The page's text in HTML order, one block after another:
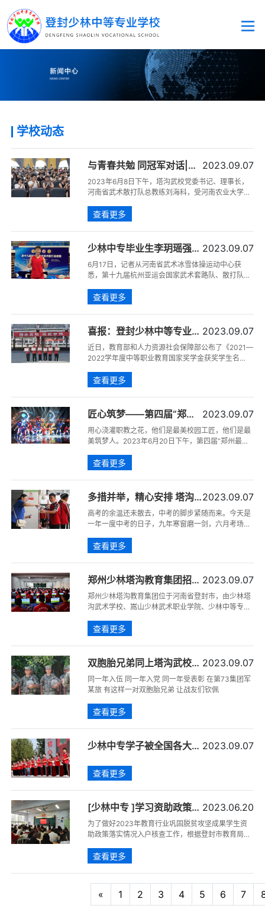
学校动态
与青春共勉 同冠军对话|河
南省散打队总教练刘海科应
邀到河南农大作专题讲座
2023.09.07
2023年6月8日下午，塔沟武校党委书记、理事长，
河南省武术散打队总教练刘海科，受河南农业大学体
300余名师生讲授了一堂丰富生动的专题讲座。
查看更多
少林中专毕业生李玥瑶强势
斩获杭州亚运会“门票”
2023.09.07
6月17日，记者从河南省武术冰雪体操运动中心获
悉，第十九届杭州亚运会国家武术套路队、散打队
专毕业生李玥瑶表现优异，以绝对实力斩获散打女子
52公斤级冠军，并以2022年、2023年共计五次选拔
运会“门票。
查看更多
喜报：登封少林中等专业学
校7名同学获得国家奖学金
2023.09.07
近日，教育部和人力资源社会保障部公布了《2021—
2022学年度中等职业教育国家奖学金获奖学生名
国家奖学金，每人奖励6000元，恭喜获得国家奖学
金的同学，为他们点赞！
查看更多
匠心筑梦——第四届“郑州
最美校园工匠”发布仪式举
行
2023.09.07
用心浇灌职教之花，他们是最美校园工匠，他们是最
美筑梦人。2023年6月20日下午，第四届“郑州最美
11名师生获评第四届“郑州最美校园工匠”。郑州市教
育局党组书记、局长王丽娟，郑州市教育局副局长葛
查看更多
多措并举，精心安排 塔沟
集团全力保障8056名学生
顺利参加中招考试
2023.09.07
高考的余温还未散去，中考的脚步紧随而来。今天是
一年一度中考的日子，九年寒窗磨一剑，六月考场试
场，释放他们的才华！
查看更多
郑州少林塔沟教育集团招聘
公告
2023.09.07
郑州少林塔沟教育集团位于河南省登封市，由少林塔
沟武术学校、嵩山少林武术职业学院、少林中等专业
校青少年体育俱乐部六个教学单位组成。集团现有三
个校区（祖源校区、大禹校区、孔子校区），占地面
散打、拳击、跆拳道、太极、武术表演、影视培训、
冰球、柔道、摔跤、短兵、霹雳舞共17个专业；文化
教学形成了从小学、初中、高中、中专、大专和联办
本科以及国际教学的教育体系。
查看更多
双胞胎兄弟同上塔沟武校，
同读少林中专，同获特战表
彰！
2023.09.07
同一年入伍 同一年入党 同一年受表彰 在第73集团军
某旅 有这样一对双胞胎兄弟 让战友们钦佩
查看更多
少林中专学子被全国各大本 2023.09.07
查看更多
[少林中专 ]学习资助政策
做好入户核查
2023.06.20
为了做好2023年教育行业巩固脱贫攻坚成果学生资
助政策落实情况入户核查工作，根据登封市教育局通
和全体教职工再次认真学习了中职生国家资助政策，
通过学习大家对学生资助政策有了更加详细的了解，
查看更多
« 1 2 3 4 5 6 7